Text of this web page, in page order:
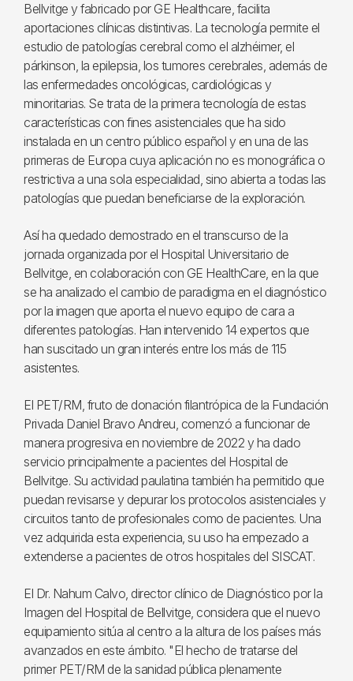
Bellvitge y fabricado por GE Healthcare, facilita
aportaciones clínicas distintivas. La tecnología permite el
estudio de patologías cerebral como el alzhéimer, el
párkinson, la epilepsia, los tumores cerebrales, además de
las enfermedades oncológicas, cardiológicas y
minoritarias. Se trata de la primera tecnología de estas
características con fines asistenciales que ha sido
instalada en un centro público español y en una de las
primeras de Europa cuya aplicación no es monográfica o
restrictiva a una sola especialidad, sino abierta a todas las
patologías que puedan beneficiarse de la exploración.
Así ha quedado demostrado en el transcurso de la
jornada organizada por el Hospital Universitario de
Bellvitge, en colaboración con GE HealthCare, en la que
se ha analizado el cambio de paradigma en el diagnóstico
por la imagen que aporta el nuevo equipo de cara a
diferentes patologías. Han intervenido 14 expertos que
han suscitado un gran interés entre los más de 115
asistentes.
El PET/RM, fruto de donación filantrópica de la Fundación
Privada Daniel Bravo Andreu, comenzó a funcionar de
manera progresiva en noviembre de 2022 y ha dado
servicio principalmente a pacientes del Hospital de
Bellvitge. Su actividad paulatina también ha permitido que
puedan revisarse y depurar los protocolos asistenciales y
circuitos tanto de profesionales como de pacientes. Una
vez adquirida esta experiencia, su uso ha empezado a
extenderse a pacientes de otros hospitales del SISCAT.
El Dr. Nahum Calvo, director clínico de Diagnóstico por la
Imagen del Hospital de Bellvitge, considera que el nuevo
equipamiento sitúa al centro a la altura de los países más
avanzados en este ámbito. "El hecho de tratarse del
primer PET/RM de la sanidad pública plenamente